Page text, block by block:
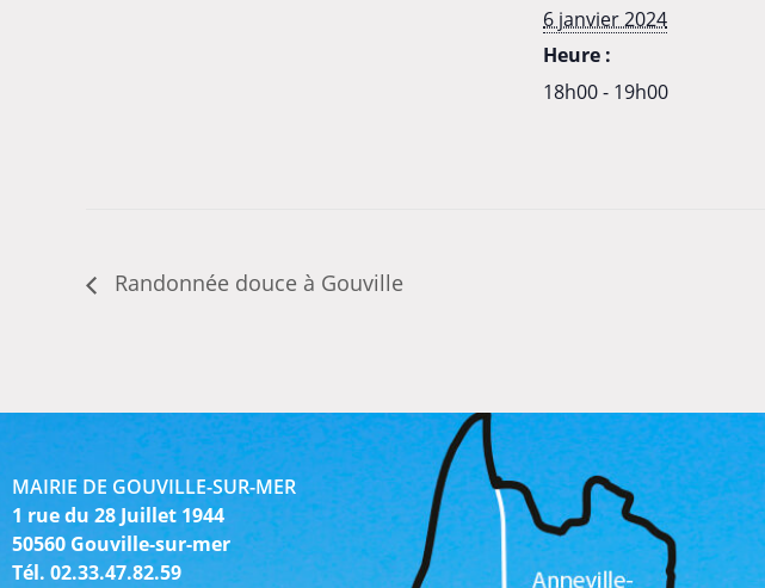
6 janvier 2024
Heure :
18h00 - 19h00
Randonnée douce à Gouville
MAIRIE DE GOUVILLE-SUR-MER
1 rue du 28 Juillet 1944
50560 Gouville-sur-mer
Tél. 02.33.47.82.59